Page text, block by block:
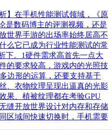
】在手机性能测试领域，《原
是数码博主的评测视频，还是
世界手游的出场率始终居高不
么它已成为行业性能测试的常
下。1硬件需求高首先一点大
的要求较高，游戏内的光照技
边形的运算，还要支持基于
、衣物纹理呈现出逼真的光影
果、植被纹理都在考验GPU
缝开放世界设计对内存和存储
区域间快速切换时，手机需要